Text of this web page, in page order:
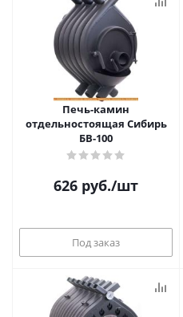
Печь-камин
отдельностоящая Сибирь
БВ-100
626 руб./шт
Под заказ